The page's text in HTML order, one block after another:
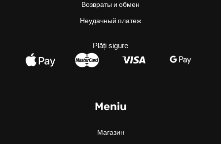
Meniu
Магазин
Возвраты и обмен
Неудачный платеж
Plăți sigure